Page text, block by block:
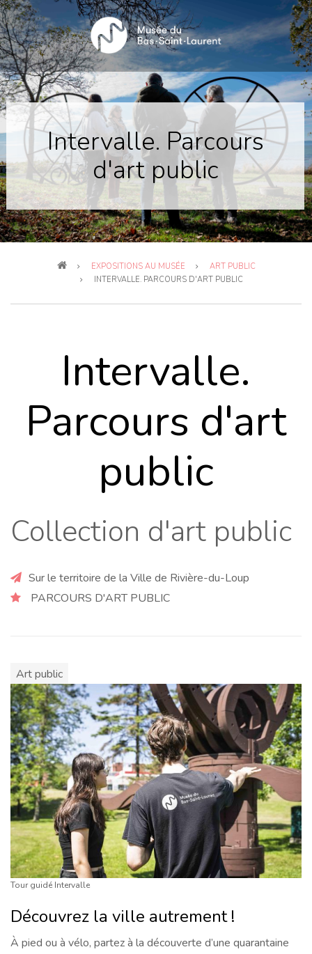
Aller
au
contenu
principal
Intervalle. Parcours
d'art public
d'Ariane
EXPOSITIONS AU MUSÉE
ART PUBLIC
INTERVALLE. PARCOURS D'ART PUBLIC
Intervalle.
Parcours d'art
public
Collection d'art public
Sur le territoire de la Ville de Rivière-du-Loup
PARCOURS D'ART PUBLIC
Art public
Tour guidé Intervalle
Découvrez la ville autrement !
À pied ou à vélo, partez à la découverte d’une quarantaine